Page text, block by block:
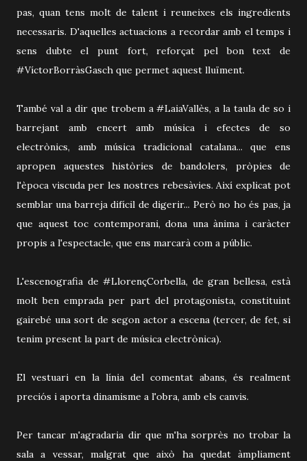
pas, quan tens molt de talent i reuneixes els ingredients
necessaris. D'aquelles actuacions a recordar amb el temps i
sens dubte el punt fort, reforçat pel bon text de
#VíctorBorràsGasch que permet aquest lluïment.
També val a dir que trobem a #LaiaVallès, a la taula de so i
barrejant amb encert amb música i efectes de so
electrònics, amb música tradicional catalana... que ens
apropen aquestes històries de bandolers, pròpies de
l'època viscuda per les nostres rebesàvies. Així explicat pot
semblar una barreja difícil de digerir... Però no ho és pas, ja
que aquest toc contemporani, dona una ànima i caràcter
propis a l'espectacle, que ens marcarà com a públic.
L'escenografia de #LlorençCorbella, de gran bellesa, està
molt ben emprada per part del protagonista, constituint
gairebé una sort de segon actor a escena (tercer, de fet, si
tenim present la part de música electrònica).
El vestuari en la línia del comentat abans, és realment
preciós i aporta dinamisme a l'obra, amb els canvis.
Per tancar m'agradaria dir que m'ha sorprès no trobar la
sala a vessar, malgrat que això ha quedat àmpliament